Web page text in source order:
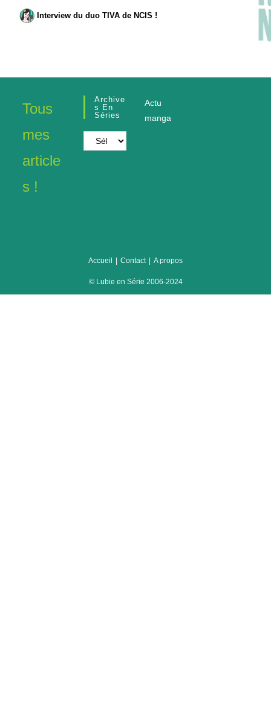
Interview du duo TIVA de NCIS !
Tous
mes
article
s !
Archive
S En
Séries
Archives
en
Actu
manga
Accueil Contact A propos
© Lubie en Série 2006-2024